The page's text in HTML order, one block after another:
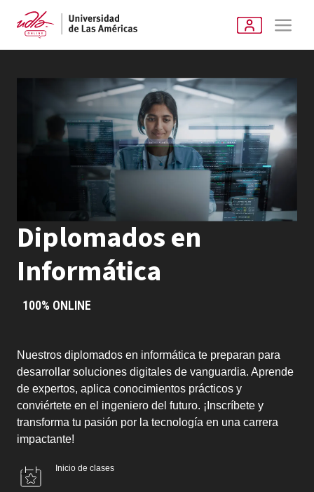
Diplomados en
Informática
100% ONLINE
Nuestros diplomados en informática te preparan para
desarrollar soluciones digitales de vanguardia. Aprende
de expertos, aplica conocimientos prácticos y
conviértete en el ingeniero del futuro. ¡Inscríbete y
transforma tu pasión por la tecnología en una carrera
impactante!
Inicio de clases